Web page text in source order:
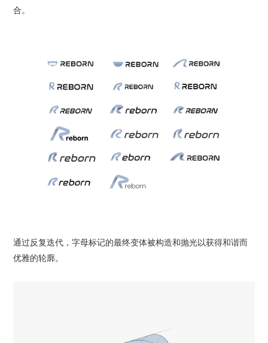
合。
通过反复迭代，字母标记的最终变体被构造和抛光以获得和谐而
优雅的轮廓。